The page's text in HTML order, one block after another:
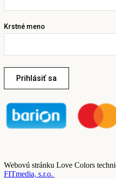
Krstné meno
Prihlásiť sa
Webovú stránku Love Colors
FITmedia, s.r.o.